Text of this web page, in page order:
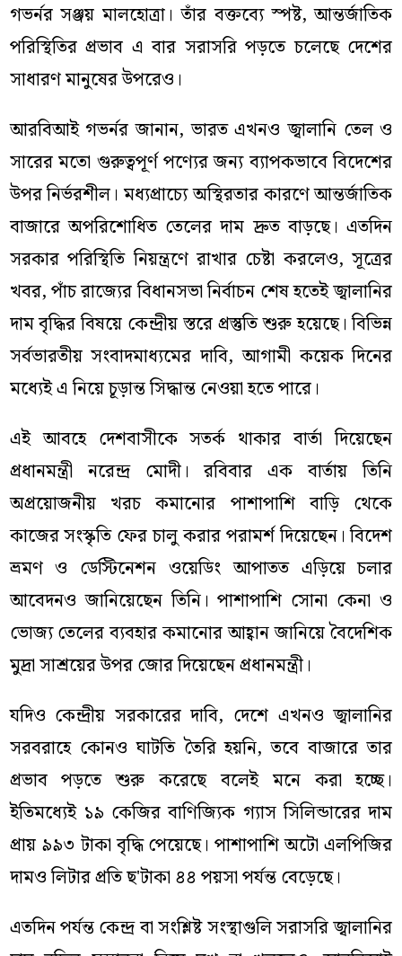
গভর্নর সঞ্জয় মালহোত্রা। তাঁর বক্তব্যে স্পষ্ট, আন্তর্জাতিক
পরিস্থিতির প্রভাব এ বার সরাসরি পড়তে চলেছে দেশের
সাধারণ মানুষের উপরেও।
আরবিআই গভর্নর জানান, ভারত এখনও জ্বালানি তেল ও
সারের মতো গুরুত্বপূর্ণ পণ্যের জন্য ব্যাপকভাবে বিদেশের
উপর নির্ভরশীল। মধ্যপ্রাচ্যে অস্থিরতার কারণে আন্তর্জাতিক
বাজারে অপরিশোধিত তেলের দাম দ্রুত বাড়ছে। এতদিন
সরকার পরিস্থিতি নিয়ন্ত্রণে রাখার চেষ্টা করলেও, সূত্রের
খবর, পাঁচ রাজ্যের বিধানসভা নির্বাচন শেষ হতেই জ্বালানির
দাম বৃদ্ধির বিষয়ে কেন্দ্রীয় স্তরে প্রস্তুতি শুরু হয়েছে। বিভিন্ন
সর্বভারতীয় সংবাদমাধ্যমের দাবি, আগামী কয়েক দিনের
মধ্যেই এ নিয়ে চূড়ান্ত সিদ্ধান্ত নেওয়া হতে পারে।
এই আবহে দেশবাসীকে সতর্ক থাকার বার্তা দিয়েছেন
প্রধানমন্ত্রী নরেন্দ্র মোদী। রবিবার এক বার্তায় তিনি
অপ্রয়োজনীয় খরচ কমানোর পাশাপাশি বাড়ি থেকে
কাজের সংস্কৃতি ফের চালু করার পরামর্শ দিয়েছেন। বিদেশ
ভ্রমণ ও ডেস্টিনেশন ওয়েডিং আপাতত এড়িয়ে চলার
আবেদনও জানিয়েছেন তিনি। পাশাপাশি সোনা কেনা ও
ভোজ্য তেলের ব্যবহার কমানোর আহ্বান জানিয়ে বৈদেশিক
মুদ্রা সাশ্রয়ের উপর জোর দিয়েছেন প্রধানমন্ত্রী।
যদিও কেন্দ্রীয় সরকারের দাবি, দেশে এখনও জ্বালানির
সরবরাহে কোনও ঘাটতি তৈরি হয়নি, তবে বাজারে তার
প্রভাব পড়তে শুরু করেছে বলেই মনে করা হচ্ছে।
ইতিমধ্যেই ১৯ কেজির বাণিজ্যিক গ্যাস সিলিন্ডারের দাম
প্রায় ৯৯৩ টাকা বৃদ্ধি পেয়েছে। পাশাপাশি অটো এলপিজির
দামও লিটার প্রতি ছ'টাকা ৪৪ পয়সা পর্যন্ত বেড়েছে।
এতদিন পর্যন্ত কেন্দ্র বা সংশ্লিষ্ট সংস্থাগুলি সরাসরি জ্বালানির